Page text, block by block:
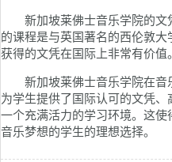
新加坡莱佛士音乐学院的文
的课程是与英国著名的西伦敦
获得的文凭在国际上非常有价值。
新加坡莱佛士音乐学院在音
为学生提供了国际认可的文凭
一个充满活力的学习环境。这
音乐梦想的学生的理想选择。